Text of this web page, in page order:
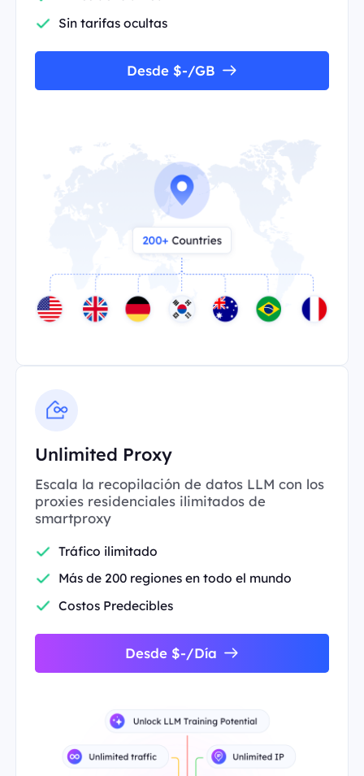
Sin tarifas ocultas
Desde $-/GB
Unlimited Proxy
Escala la recopilación de datos LLM con los
proxies residenciales ilimitados de
smartproxy
Tráfico ilimitado
Más de 200 regiones en todo el mundo
Costos Predecibles
Desde $-/Día